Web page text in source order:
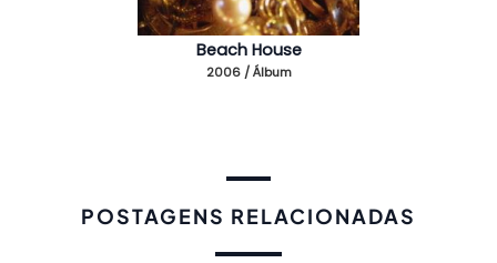
Beach House
2006 / Álbum
POSTAGENS RELACIONADAS